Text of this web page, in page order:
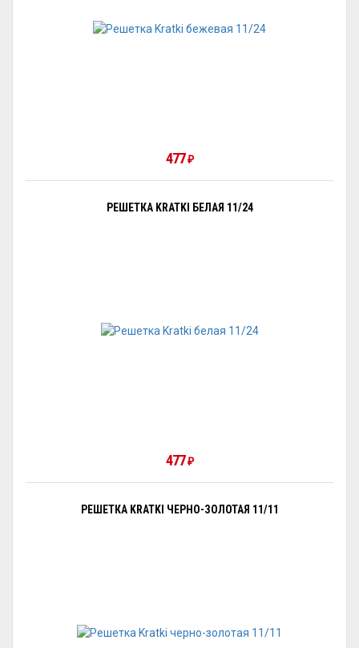
477₽
РЕШЕТКА KRATKI БЕЛАЯ 11/24
477₽
РЕШЕТКА KRATKI ЧЕРНО-ЗОЛОТАЯ 11/11